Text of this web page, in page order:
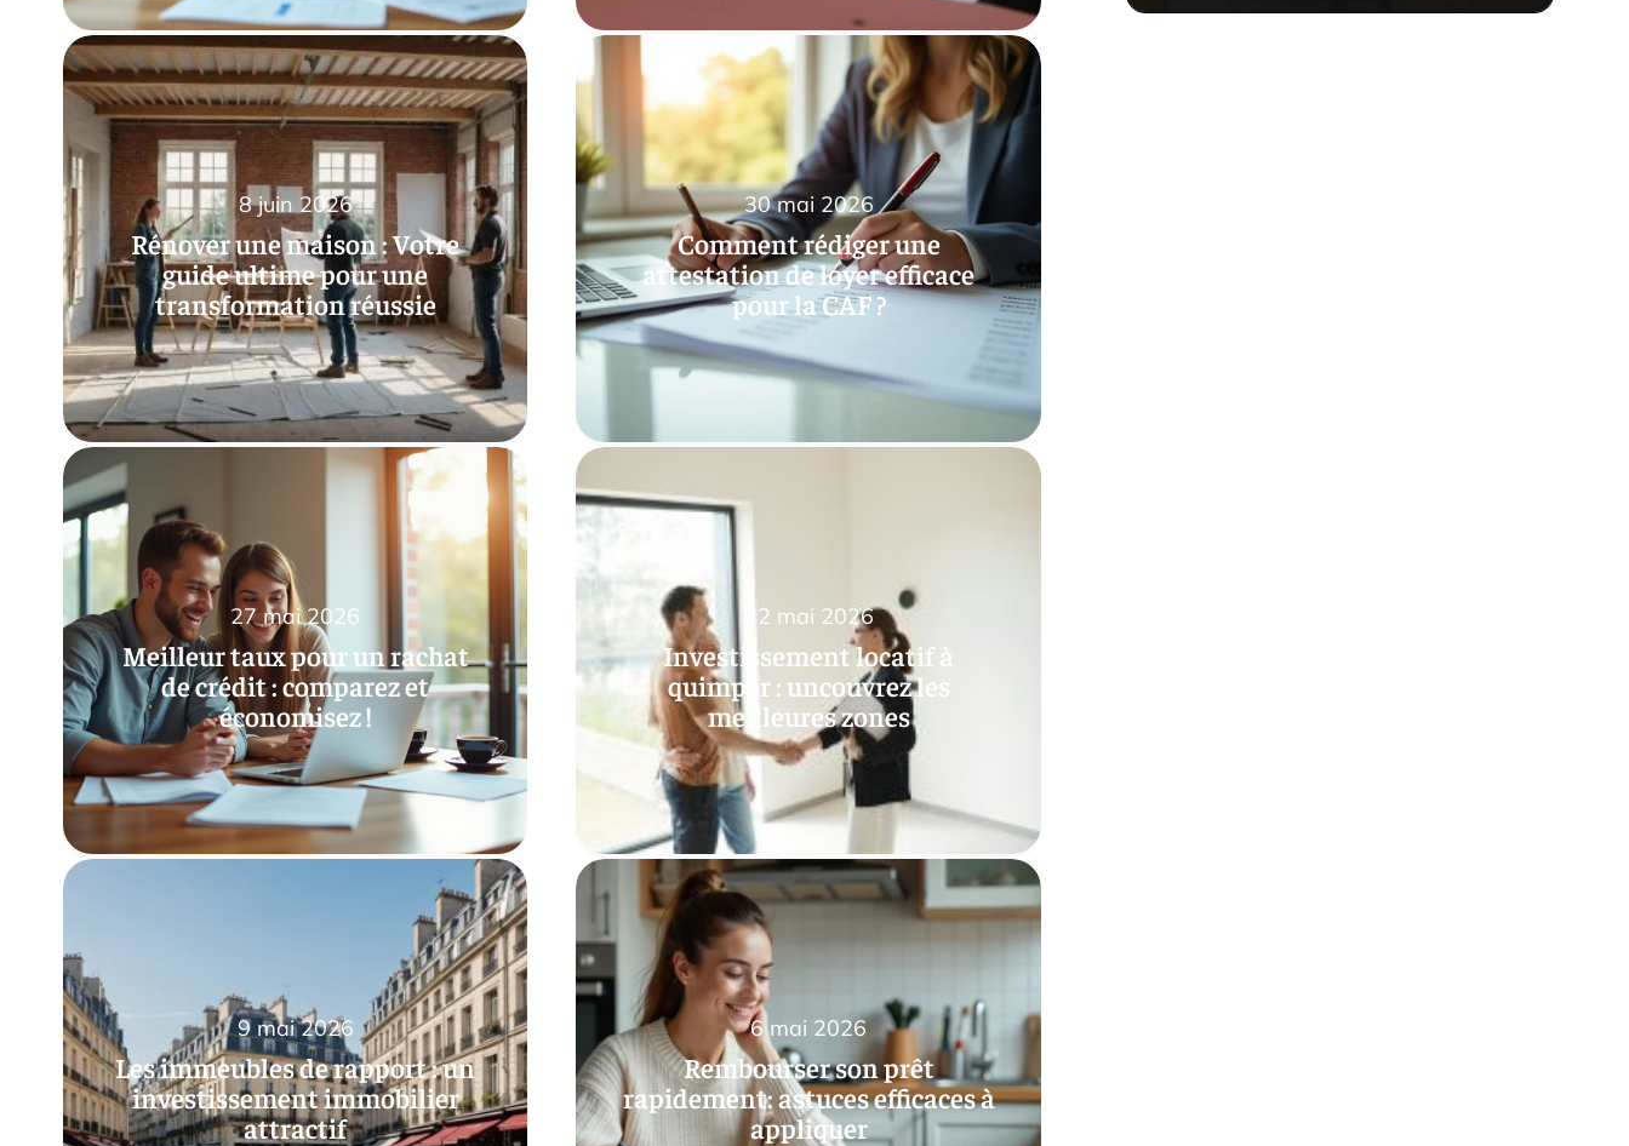
Rénover une maison : Votre
guide ultime pour une
transformation réussie
8 juin 2026
Comment rédiger une
attestation de loyer efficace
pour la CAF ?
30 mai 2026
Meilleur taux pour un rachat
de crédit : comparez et
économisez !
27 mai 2026
Investissement locatif à
quimper : uncouvrez les
meilleures zones
22 mai 2026
Les immeubles de rapport : un
investissement immobilier
attractif
9 mai 2026
Rembourser son prêt
rapidement: astuces efficaces à
appliquer
6 mai 2026